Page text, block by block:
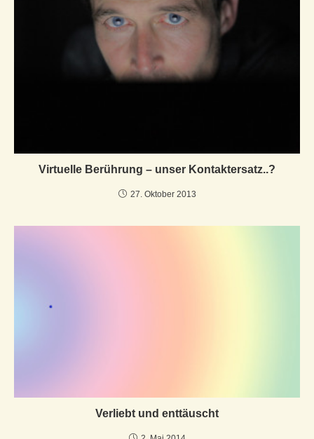
Virtuelle Berührung – unser Kontaktersatz..?
27. Oktober 2013
Verliebt und enttäuscht